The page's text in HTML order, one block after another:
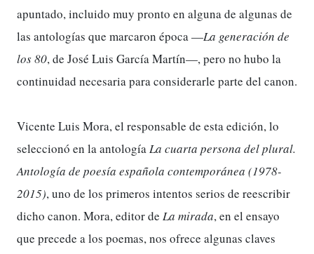
apuntado, incluido muy pronto en alguna de algunas de
las antologías que marcaron época —La generación de
los 80, de José Luis García Martín—, pero no hubo la
continuidad necesaria para considerarle parte del canon.
Vicente Luis Mora, el responsable de esta edición, lo
seleccionó en la antologíaLa cuarta persona del plural.
Antología de poesía española contemporánea (1978-
2015), uno de los primeros intentos serios de reescribir
dicho canon. Mora, editor de La mirada, en el ensayo
que precede a los poemas, nos ofrece algunas claves